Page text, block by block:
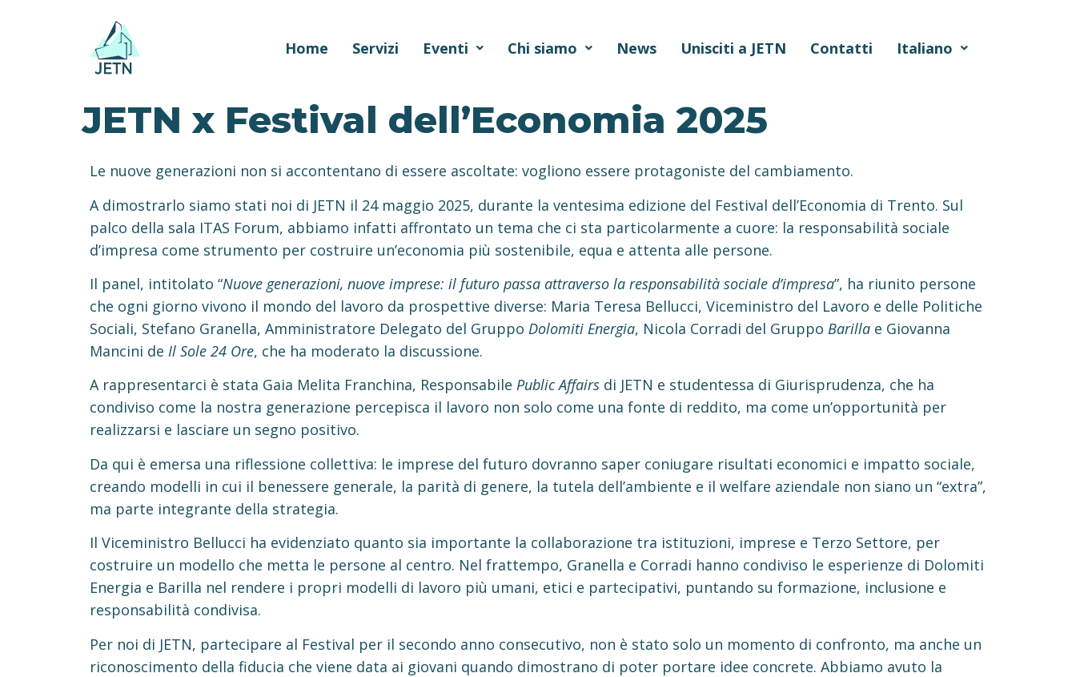
Home Servizi Eventi Chi siamo News Unisciti a JETN Contatti Italiano
JETN x Festival dell’Economia 2025
Le nuove generazioni non si accontentano di essere ascoltate: vogliono essere protagoniste del cambiamento.
A dimostrarlo siamo stati noi di JETN il 24 maggio 2025, durante la ventesima edizione del Festival dell’Economia di Trento. Sul
palco della sala ITAS Forum, abbiamo infatti affrontato un tema che ci sta particolarmente a cuore: la responsabilità sociale
d’impresa come strumento per costruire un’economia più sostenibile, equa e attenta alle persone.
Il panel, intitolato “Nuove generazioni, nuove imprese: il futuro passa attraverso la responsabilità sociale d’impresa”, ha riunito persone
che ogni giorno vivono il mondo del lavoro da prospettive diverse: Maria Teresa Bellucci, Viceministro del Lavoro e delle Politiche
Sociali, Stefano Granella, Amministratore Delegato del Gruppo Dolomiti Energia, Nicola Corradi del Gruppo Barilla e Giovanna
Mancini de Il Sole 24 Ore, che ha moderato la discussione.
A rappresentarci è stata Gaia Melita Franchina, Responsabile Public Affairs di JETN e studentessa di Giurisprudenza, che ha
condiviso come la nostra generazione percepisca il lavoro non solo come una fonte di reddito, ma come un’opportunità per
realizzarsi e lasciare un segno positivo.
Da qui è emersa una riflessione collettiva: le imprese del futuro dovranno saper coniugare risultati economici e impatto sociale,
creando modelli in cui il benessere generale, la parità di genere, la tutela dell’ambiente e il welfare aziendale non siano un “extra”,
ma parte integrante della strategia.
Il Viceministro Bellucci ha evidenziato quanto sia importante la collaborazione tra istituzioni, imprese e Terzo Settore, per
costruire un modello che metta le persone al centro. Nel frattempo, Granella e Corradi hanno condiviso le esperienze di Dolomiti
Energia e Barilla nel rendere i propri modelli di lavoro più umani, etici e partecipativi, puntando su formazione, inclusione e
responsabilità condivisa.
Per noi di JETN, partecipare al Festival per il secondo anno consecutivo, non è stato solo un momento di confronto, ma anche un
riconoscimento della fiducia che viene data ai giovani quando dimostrano di poter portare idee concrete. Abbiamo avuto la